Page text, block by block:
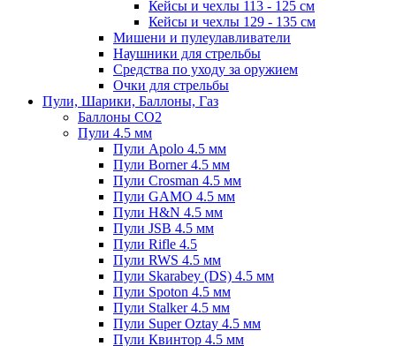
Кейсы и чехлы 113 - 125 см
Кейсы и чехлы 129 - 135 см
Мишени и пулеулавливатели
Наушники для стрельбы
Средства по уходу за оружием
Очки для стрельбы
Пули, Шарики, Баллоны, Газ
Баллоны CO2
Пули 4.5 мм
Пули Apolo 4.5 мм
Пули Borner 4.5 мм
Пули Crosman 4.5 мм
Пули GAMO 4.5 мм
Пули H&N 4.5 мм
Пули JSB 4.5 мм
Пули Rifle 4.5
Пули RWS 4.5 мм
Пули Skarabey (DS) 4.5 мм
Пули Spoton 4.5 мм
Пули Stalker 4.5 мм
Пули Super Oztay 4.5 мм
Пули Квинтор 4.5 мм